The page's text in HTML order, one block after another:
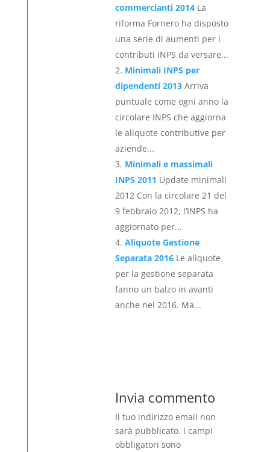
commercianti 2014 La
riforma Fornero ha disposto
una serie di aumenti per i
contributi INPS da versare...
Minimali INPS per
dipendenti 2013 Arriva
puntuale come ogni anno la
circolare INPS che aggiorna
le aliquote contributive per
aziende...
Minimali e massimali
INPS 2011 Update minimali
2012 Con la circolare 21 del
9 febbraio 2012, l’INPS ha
aggiornato per...
Aliquote Gestione
Separata 2016 Le aliquote
per la gestione separata
fanno un balzo in avanti
anche nel 2016. Ma...
Invia commento
Il tuo indirizzo email non
sarà pubblicato. I campi
obbligatori sono